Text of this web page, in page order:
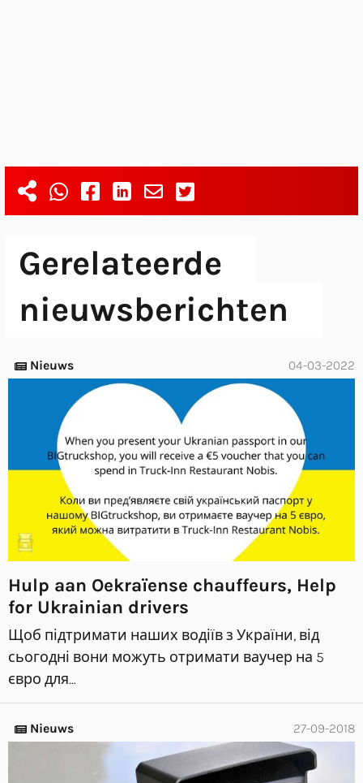
Gerelateerde
nieuwsberichten
Nieuws 04-03-2022
Hulp aan Oekraïense chauffeurs, Help
for Ukrainian drivers
Щоб підтримати наших водіїв з України, від
сьогодні вони можуть отримати ваучер на 5
євро для…
Nieuws 27-09-2018